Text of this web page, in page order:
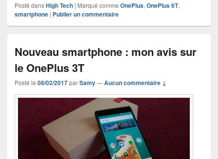
Posté dansHigh Tech | Marqué comme OnePlus, OnePlus 6T,
smartphone | Publier un commentaire
Nouveau smartphone : mon avis sur
le OnePlus 3T
Posté le 08/02/2017parSamy—Aucun commentaire ↓